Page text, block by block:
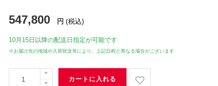
547,800 円 (税込)
10月15日 以降の配送日指定が可能です
※お届け先の地域や入荷状況等により、上記日程と異なる場合がございます
カートに入れる